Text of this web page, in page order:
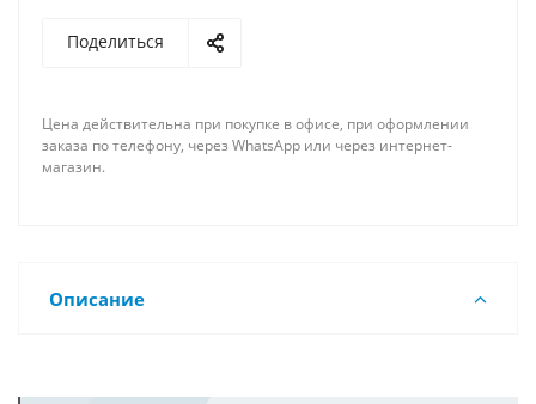
Поделиться
Цена действительна при покупке в офисе, при оформлении
заказа по телефону, через WhatsApp или через интернет-
магазин.
Описание